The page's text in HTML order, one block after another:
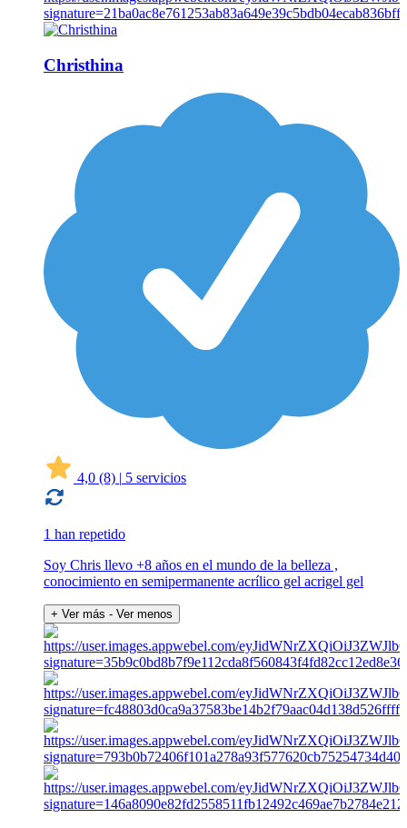
Christhina
4,0 (8) | 5 servicios
1 han repetido
Soy Chris llevo +8 años en el mundo de la belleza ,
conocimiento en semipermanente acrílico gel acrigel gel
+ Ver más - Ver menos